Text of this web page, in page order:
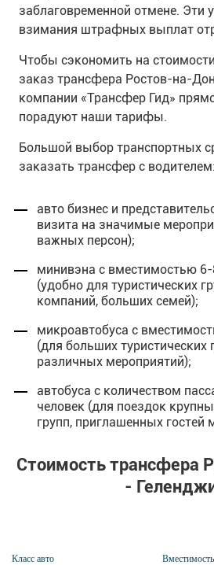
заблаговременной отмене. Эти
взимания штрафных выплат
Чтобы сэкономить на
заказ трансфера Ростов-на-
компании «Трансфер Гид»
порадуют наши тарифы.
Большой выбор транспортных
заказать трансфер с водителем:
авто бизнес и
визита на значимые
важных персон);
минивэна с вместимостью
(удобно для туристических
компаний, больших семей);
микроавтобуса с
(для больших туристических
различных мероприятий);
автобуса с количеством
человек (для поездок
групп, приглашенных гостей
Стоимость трансфера
-
Класс авто Вместимость